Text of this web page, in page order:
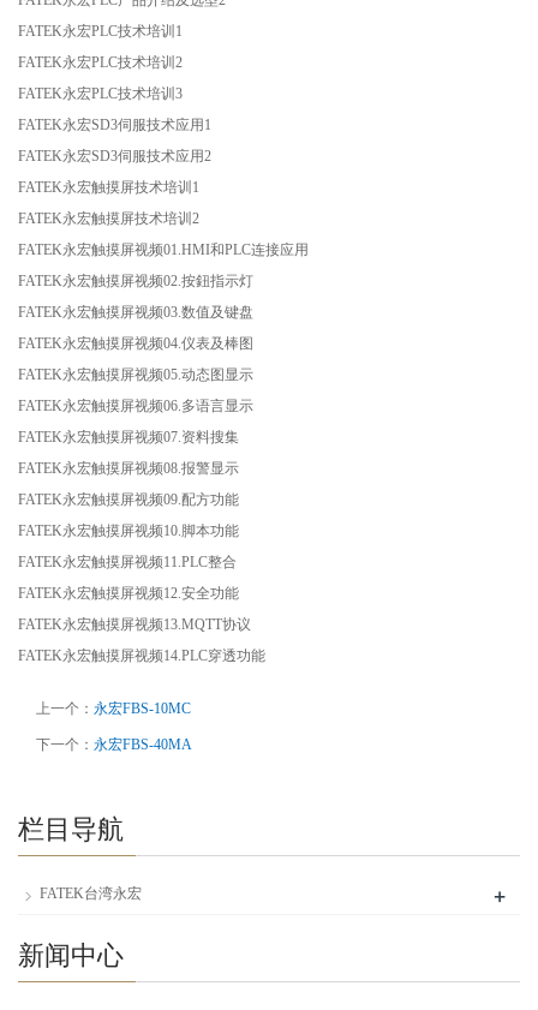
FATEK永宏PLC技术培训1
FATEK永宏PLC技术培训2
FATEK永宏PLC技术培训3
FATEK永宏SD3伺服技术应用1
FATEK永宏SD3伺服技术应用2
FATEK永宏触摸屏技术培训1
FATEK永宏触摸屏技术培训2
FATEK永宏触摸屏视频01.HMI和PLC连接应用
FATEK永宏触摸屏视频02.按鈕指示灯
FATEK永宏触摸屏视频03.数值及键盘
FATEK永宏触摸屏视频04.仪表及棒图
FATEK永宏触摸屏视频05.动态图显示
FATEK永宏触摸屏视频06.多语言显示
FATEK永宏触摸屏视频07.资料搜集
FATEK永宏触摸屏视频08.报警显示
FATEK永宏触摸屏视频09.配方功能
FATEK永宏触摸屏视频10.脚本功能
FATEK永宏触摸屏视频11.PLC整合
FATEK永宏触摸屏视频12.安全功能
FATEK永宏触摸屏视频13.MQTT协议
FATEK永宏触摸屏视频14.PLC穿透功能
上一个： 永宏FBS-10MC
下一个： 永宏FBS-40MA
栏目导航
FATEK台湾永宏 +
新闻中心